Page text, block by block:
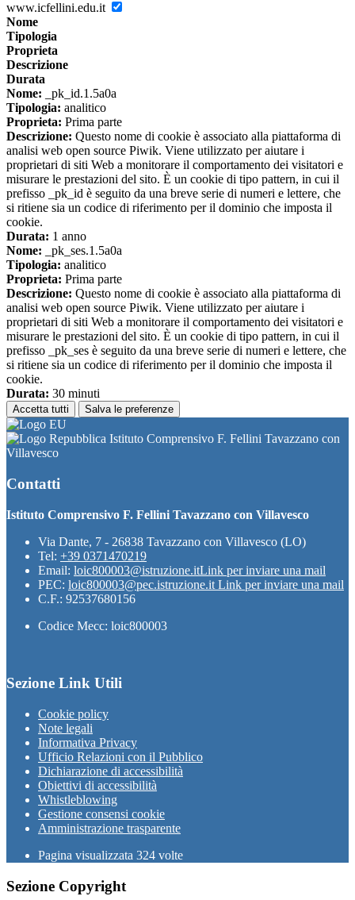
www.icfellini.edu.it
Nome
Tipologia
Proprieta
Descrizione
Durata
Nome: _pk_id.1.5a0a
Tipologia: analitico
Proprieta: Prima parte
Descrizione: Questo nome di cookie è associato alla piattaforma di
analisi web open source Piwik. Viene utilizzato per aiutare i
proprietari di siti Web a monitorare il comportamento dei visitatori e
misurare le prestazioni del sito. È un cookie di tipo pattern, in cui il
prefisso _pk_id è seguito da una breve serie di numeri e lettere, che
si ritiene sia un codice di riferimento per il dominio che imposta il
cookie.
Durata: 1 anno
Nome: _pk_ses.1.5a0a
Tipologia: analitico
Proprieta: Prima parte
Descrizione: Questo nome di cookie è associato alla piattaforma di
analisi web open source Piwik. Viene utilizzato per aiutare i
proprietari di siti Web a monitorare il comportamento dei visitatori e
misurare le prestazioni del sito. È un cookie di tipo pattern, in cui il
prefisso _pk_ses è seguito da una breve serie di numeri e lettere, che
si ritiene sia un codice di riferimento per il dominio che imposta il
cookie.
Durata: 30 minuti
Accetta tutti Salva le preferenze
Istituto Comprensivo F. Fellini Tavazzano con
Villavesco
Contatti
Istituto Comprensivo F. Fellini Tavazzano con Villavesco
Via Dante, 7 - 26838 Tavazzano con Villavesco (LO)
Tel: +39 0371470219
Email: loic800003@istruzione.itLink per inviare una mail
PEC: loic800003@pec.istruzione.it Link per inviare una mail
C.F.: 92537680156
Codice Mecc: loic800003
Sezione Link Utili
Cookie policy
Note legali
Informativa Privacy
Ufficio Relazioni con il Pubblico
Dichiarazione di accessibilità
Obiettivi di accessibilità
Whistleblowing
Gestione consensi cookie
Amministrazione trasparente
Pagina visualizzata 324 volte
Sezione Copyright